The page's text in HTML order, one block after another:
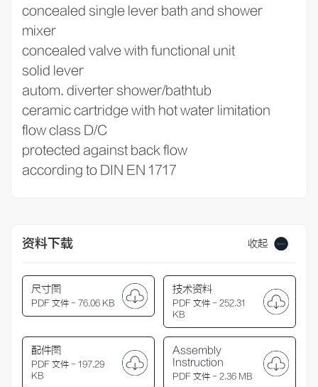
concealed single lever bath and shower
mixer
concealed valve with functional unit
solid lever
autom. diverter shower/bathtub
ceramic cartridge with hot water limitation
flow class D/C
protected against back flow
according to DIN EN 1717
资料下载 收起
尺寸图
PDF 文件 - 76.06 KB
技术资料
PDF 文件 - 252.31
KB
配件图
PDF 文件 - 197.29
KB
Assembly
Instruction
PDF 文件 - 2.36 MB